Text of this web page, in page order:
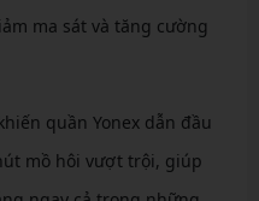
ma sát và tăng cường
quần Yonex dẫn đầu
mồ hôi vượt trội, giúp